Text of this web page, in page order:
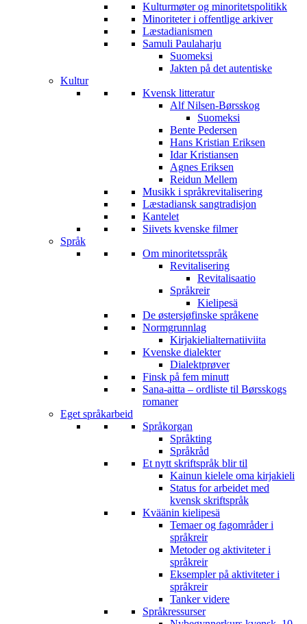
Kulturmøter og minoritetspolitikk
Minoriteter i offentlige arkiver
Læstadianismen
Samuli Paulaharju
Suomeksi
Jakten på det autentiske
Kultur
Kvensk litteratur
Alf Nilsen-Børsskog
Suomeksi
Bente Pedersen
Hans Kristian Eriksen
Idar Kristiansen
Agnes Eriksen
Reidun Mellem
Musikk i språkrevitalisering
Læstadiansk sangtradisjon
Kantelet
Siivets kvenske filmer
Språk
Om minoritetsspråk
Revitalisering
Revitalisaatio
Språkreir
Kielipesä
De østersjøfinske språkene
Normgrunnlag
Kirjakielialternatiiviita
Kvenske dialekter
Dialektprøver
Finsk på fem minutt
Sana-aitta – ordliste til Børsskogs
romaner
Eget språkarbeid
Språkorgan
Språkting
Språkråd
Et nytt skriftspråk blir til
Kainun kielele oma kirjakieli
Status for arbeidet med
kvensk skriftspråk
Kväänin kielipesä
Temaer og fagområder i
språkreir
Metoder og aktiviteter i
språkreir
Eksempler på aktiviteter i
språkreir
Tanker videre
Språkressurser